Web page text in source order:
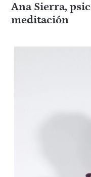
Ana Sierra,
meditación